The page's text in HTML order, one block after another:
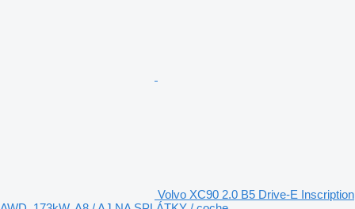
Volvo XC90 2.0 B5 Drive-E Inscription